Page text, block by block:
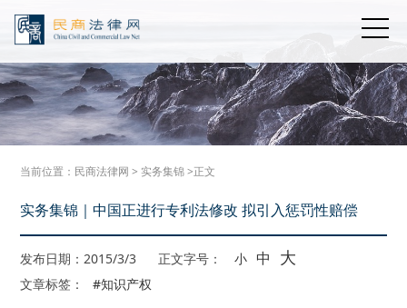
当前位置： 民商法律网 >实务集锦>正文
实务集锦｜中国正进行专利法修改 拟引入惩罚性赔偿
发布日期：2015/3/3 正文字号： 小 中 大
文章标签： #知识产权